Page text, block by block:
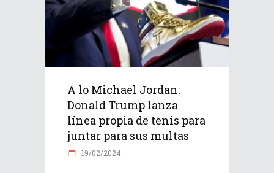
A lo Michael Jordan:
Donald Trump lanza
línea propia de tenis para
juntar para sus multas
19/02/2024